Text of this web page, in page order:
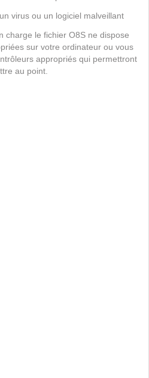
virus ou un logiciel malveillant
charge le fichier O8S ne dispose
sur votre ordinateur ou vous
appropriés qui permettront
au point.